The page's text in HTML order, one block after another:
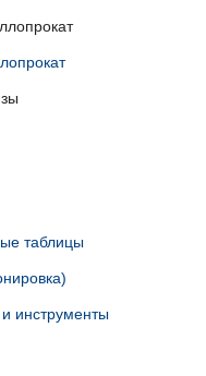
таблицы
инструменты